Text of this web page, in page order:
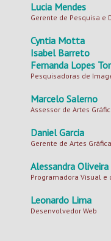
Lucia Mendes
Gerente de Pesquisa e
Cyntia Motta
Isabel Barreto
Fernanda Lopes
Pesquisadoras de
Marcelo Salerno
Assessor de Artes
Daniel Garcia
Gerente de Artes
Alessandra Oliveira
Programadora Visual e
Leonardo Lima
Desenvolvedor Web